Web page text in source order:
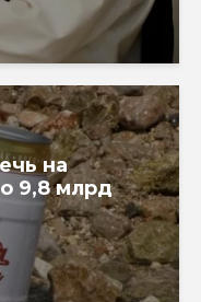
на
9,8 млрд